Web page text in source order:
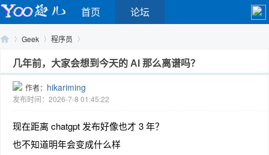
首页 论坛
Geek
›
程序员
›
几年前，大家会想到今天的 AI 那么离谱吗？
作者： hikariming
发布时间：2026-7-8 01:45:22
现在距离 chatgpt 发布好像也才 3 年？
也不知道明年会变成什么样